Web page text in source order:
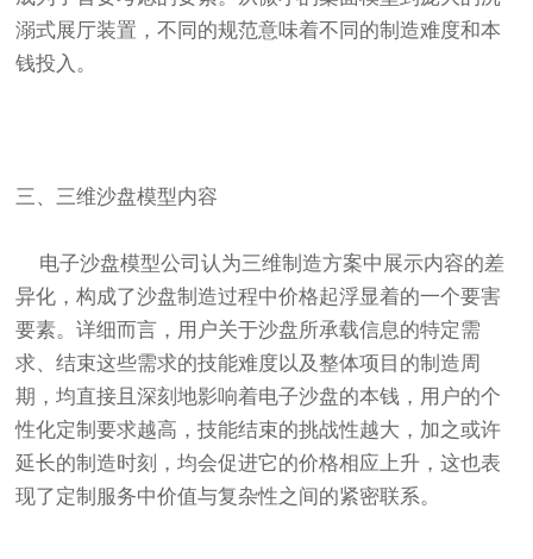
溺式展厅装置，不同的规范意味着不同的制造难度和本
钱投入。
三、三维沙盘模型内容
电子沙盘模型公司认为三维制造方案中展示内容的差
异化，构成了沙盘制造过程中价格起浮显着的一个要害
要素。详细而言，用户关于沙盘所承载信息的特定需
求、结束这些需求的技能难度以及整体项目的制造周
期，均直接且深刻地影响着电子沙盘的本钱，用户的个
性化定制要求越高，技能结束的挑战性越大，加之或许
延长的制造时刻，均会促进它的价格相应上升，这也表
现了定制服务中价值与复杂性之间的紧密联系。